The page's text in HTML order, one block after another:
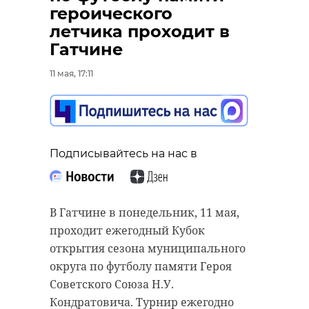
героического
летчика проходит в
Гатчине
11 мая, 17:11
Подписывайтесь на нас в
В Гатчине в понедельник, 11 мая,
проходит ежегодный Кубок
открытия сезона муниципального
округа по футболу памяти Героя
Советского Союза Н.У.
Кондратовича. Турнир ежегодно
Подписывайтесь на нас в
Строительная отрасль России
переживает острый кризис,
три года. Об этом предупреждают
эксперты Центра
макроэкономического анализа.
Основные причины кризиса —
высокая ключевая ставка,
сокращение государственной
Подписывайтесь на нас в
Ленинградской области
продолжается активная работа по
памяти. Поисковый отряд
занимается раскопками и
восстановлением территории, где
проходили бои. Губернатор 47
региона Александр Дрозденко
встретился с поисковиками,